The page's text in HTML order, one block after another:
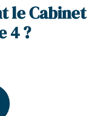
le Cabinet
4 ?